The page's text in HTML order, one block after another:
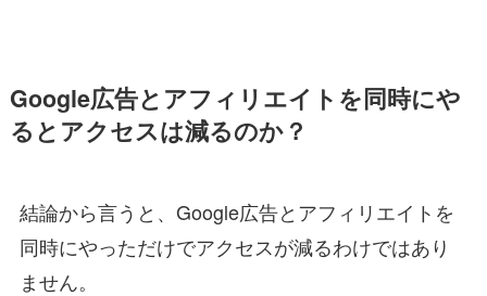
Google広告とアフィリエイトを同時にや
るとアクセスは減るのか？
結論から言うと、Google広告とアフィリエイトを
同時にやっただけでアクセスが減るわけではあり
ません。